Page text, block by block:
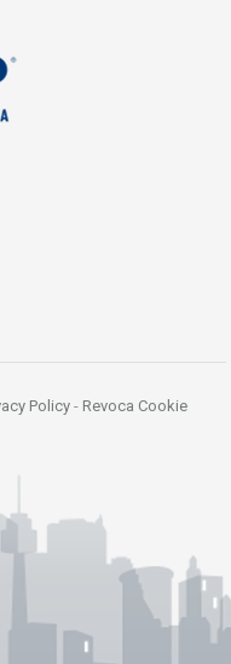
Policy- Revoca Cookie